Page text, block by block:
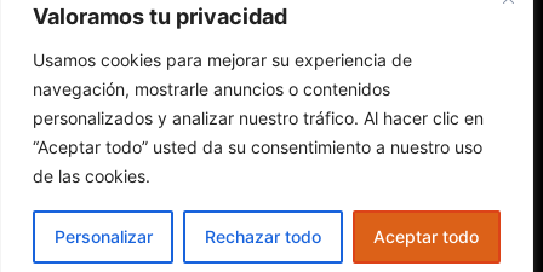
Valoramos tu privacidad
Usamos cookies para mejorar su experiencia de
navegación, mostrarle anuncios o contenidos
personalizados y analizar nuestro tráfico. Al hacer clic en
“Aceptar todo” usted da su consentimiento a nuestro uso
de las cookies.
Personalizar Rechazar todo Aceptar todo
CONTACT ABOUT POLÍTICA DE PRIVACIDAD